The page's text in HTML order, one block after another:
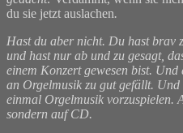
du sie jetzt auslachen.
Hast du aber nicht. Du hast brav
und hast nur ab und zu gesagt,
einem Konzert gewesen bist.
an Orgelmusik zu gut gefällt.
einmal Orgelmusik vorzuspielen.
sondern auf CD.